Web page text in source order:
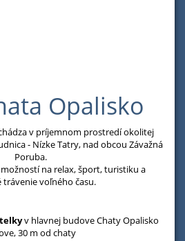
Opalisko
v príjemnom prostredí okolitej
- Nízke Tatry, nad obcou Závažná
Poruba.
na relax, šport, turistiku a
trávenie voľného času.
v hlavnej budove Chaty Opalisko
30 m od chaty